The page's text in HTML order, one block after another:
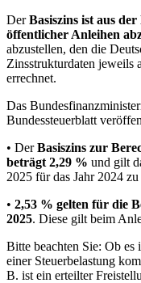
DerBasiszins ist aus
öffentlicher Anleihen
abzustellen, den die
Zinsstrukturdaten jeweils
errechnet.
Das
Bundessteuerblatt
• DerBasiszins zur
beträgt 2,29 % und gilt
2025 für das Jahr 2024
• 2,53 % gelten für die
2025. Diese gilt beim
Bitte beachten Sie: Ob es
einer Steuerbelastung
B. ist ein erteilter